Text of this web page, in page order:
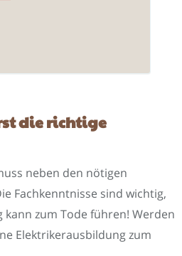
die richtige
neben den nötigen
Fachkenntnisse sind wichtig,
zum Tode führen! Werden
Elektrikerausbildung zum